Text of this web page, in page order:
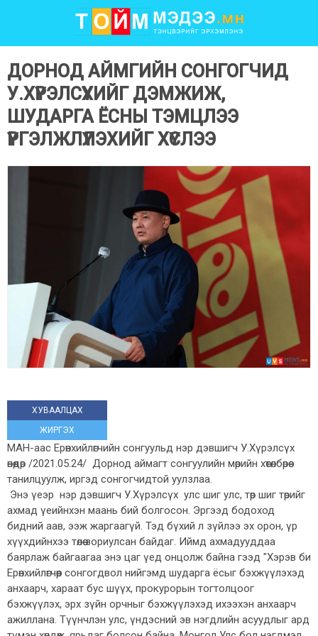
ДОРНОД АЙМГИЙН СОНГОГЧИД
У.ХҮРЭЛСҮХИЙГ ДЭМЖИЖ,
ШУДАРГА ЁСНЫ ТЭМЦЛЭЭ
ҮРГЭЛЖЛҮҮЛЭХИЙГ ХҮСЛЭЭ
ХУВААЛЦАХ
ЖИРГЭХ
МАН-аас Ерөнхийлөгчийн сонгуульд нэр дэвшигч У.Хүрэлсүх
өнөөдөр /2021.05.24/ Дорнод аймагт сонгуулийн мөрийн хөтөлбөрөө
танилцуулж, иргэд сонгогчидтой уулзлаа.
Энэ үеэр нэр дэвшигч У.Хүрэлсүх улс шиг улс, төр шиг төрийг
ахмад үеийнхэн маань бий болгосон. Эргээд бодоход
бидний аав, ээж жаргаагүй. Тэд бүхий л зүйлээ эх орон, үр
хүүхдийнхээ төлөө зориулсан байдаг. Иймд ахмадууддаа
баярлаж байгаагаа энэ цаг үед онцолж байна гээд "Хэрэв би
Ерөнхийлөгчөөр сонгогдвол нийгэмд шударга ёсыг бэхжүүлэхэд
анхаарч, хараат бус шүүх, прокурорын тогтолцоог
бэхжүүлэх, эрх зүйн орчныг бэхжүүлэхэд ихээхэн анхаарч
ажиллана. Түүнчлэн улс, үндэсний эв нэгдлийн асуудлыг ард